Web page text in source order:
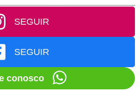
SEGUIR
SEGUIR
conosco